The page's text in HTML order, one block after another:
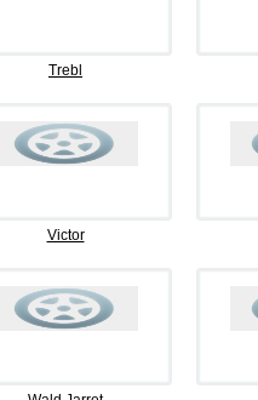
Trebl
Victor